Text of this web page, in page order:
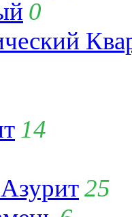
0
14
25